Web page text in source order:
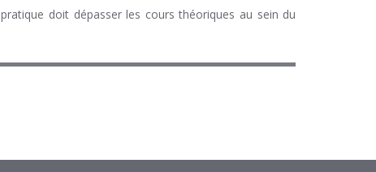
pratique doit dépasser les cours théoriques au sein du